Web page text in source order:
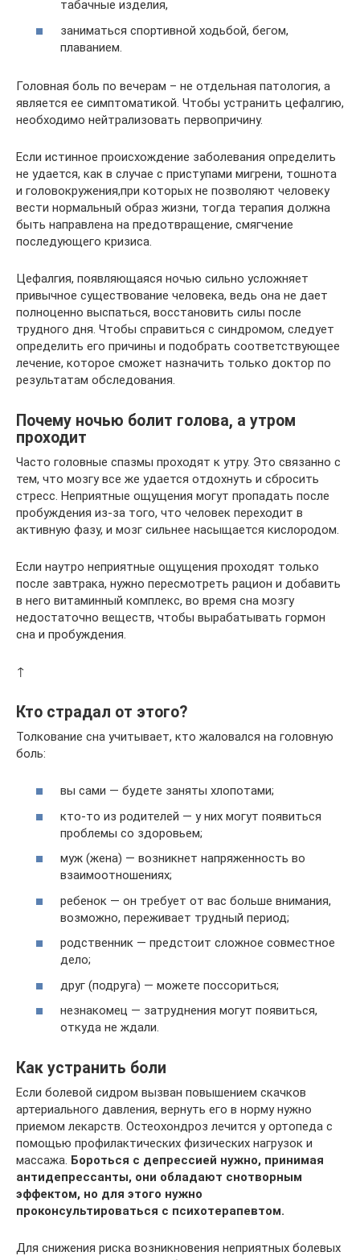
табачные изделия,
заниматься спортивной ходьбой, бегом,
плаванием.
Головная боль по вечерам – не отдельная патология, а
является ее симптоматикой. Чтобы устранить цефалгию,
необходимо нейтрализовать первопричину.
Если истинное происхождение заболевания определить
не удается, как в случае с приступами мигрени, тошнота
и головокружения,при которых не позволяют человеку
вести нормальный образ жизни, тогда терапия должна
быть направлена на предотвращение, смягчение
последующего кризиса.
Цефалгия, появляющаяся ночью сильно усложняет
привычное существование человека, ведь она не дает
полноценно выспаться, восстановить силы после
трудного дня. Чтобы справиться с синдромом, следует
определить его причины и подобрать соответствующее
лечение, которое сможет назначить только доктор по
результатам обследования.
Почему ночью болит голова, а утром
проходит
Часто головные спазмы проходят к утру. Это связанно с
тем, что мозгу все же удается отдохнуть и сбросить
стресс. Неприятные ощущения могут пропадать после
пробуждения из-за того, что человек переходит в
активную фазу, и мозг сильнее насыщается кислородом.
Если наутро неприятные ощущения проходят только
после завтрака, нужно пересмотреть рацион и добавить
в него витаминный комплекс, во время сна мозгу
недостаточно веществ, чтобы вырабатывать гормон
сна и пробуждения.
↑
Кто страдал от этого?
Толкование сна учитывает, кто жаловался на головную
боль:
вы сами — будете заняты хлопотами;
кто-то из родителей — у них могут появиться
проблемы со здоровьем;
муж (жена) — возникнет напряженность во
взаимоотношениях;
ребенок — он требует от вас больше внимания,
возможно, переживает трудный период;
родственник — предстоит сложное совместное
дело;
друг (подруга) — можете поссориться;
незнакомец — затруднения могут появиться,
откуда не ждали.
Как устранить боли
Если болевой сидром вызван повышением скачков
артериального давления, вернуть его в норму нужно
приемом лекарств. Остеохондроз лечится у ортопеда с
помощью профилактических физических нагрузок и
массажа. Бороться с депрессией нужно, принимая
антидепрессанты, они обладают снотворным
эффектом, но для этого нужно
проконсультироваться с психотерапевтом.
Для снижения риска возникновения неприятных болевых